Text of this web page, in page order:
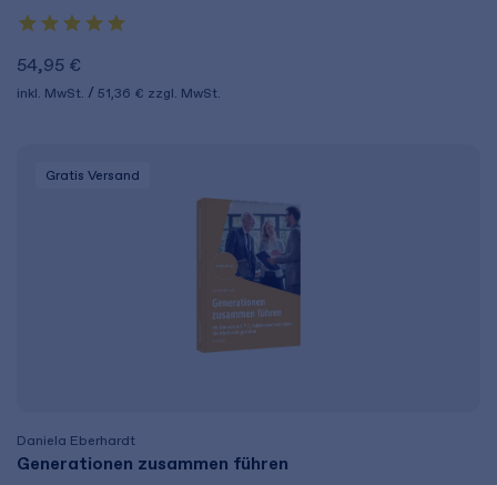
54,95 €
inkl. MwSt. 51,36 € zzgl. MwSt.
Gratis Versand
Daniela Eberhardt
Generationen zusammen führen